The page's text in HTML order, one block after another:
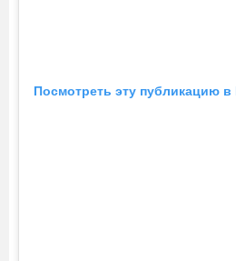
Посмотреть эту публикацию в